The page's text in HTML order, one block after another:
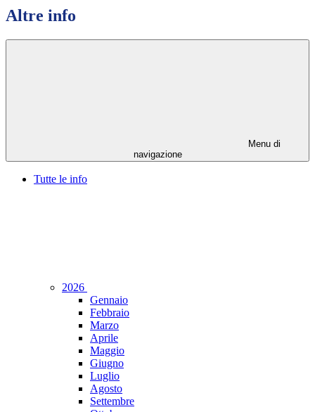
Altre info
Menu di
navigazione
Tutte le info
2026
Gennaio
Febbraio
Marzo
Aprile
Maggio
Giugno
Luglio
Agosto
Settembre